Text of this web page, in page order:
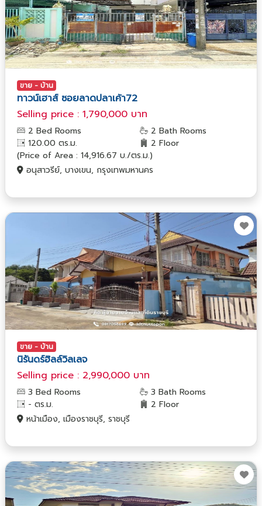
ขาย - บ้าน
ทาวน์เฮาส์ ซอยลาดปลาเค้า72
Selling price : 1,790,000 บาท
2 Bed Rooms
2 Bath Rooms
120.00 ตร.ม.
2 Floor
(Price of Area : 14,916.67 บ./ตร.ม.)
อนุสาวรีย์, บางเขน, กรุงเทพมหานคร
ขาย - บ้าน
นิรันดร์ฮิลล์วิลเลจ
Selling price : 2,990,000 บาท
3 Bed Rooms
3 Bath Rooms
- ตร.ม.
2 Floor
หน้าเมือง, เมืองราชบุรี, ราชบุรี